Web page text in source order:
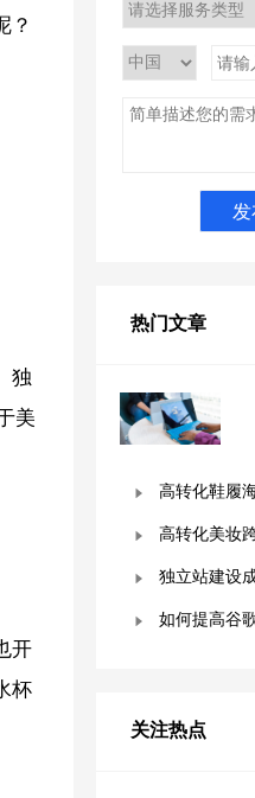
？
独
美
开
杯
热门文章
关注热点